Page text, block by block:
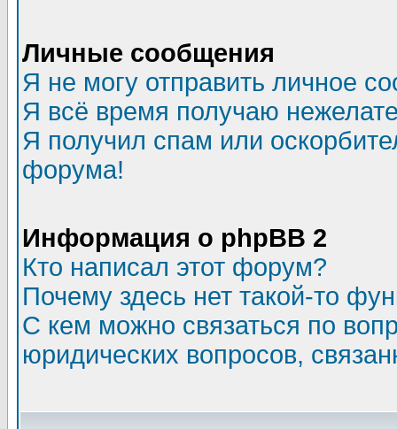
Личные сообщения
Я не могу отправить личное
Я всё время получаю
Я получил спам или
форума!
Информация о phpBB 2
Кто написал этот форум?
Почему здесь нет такой-то
С кем можно связаться по
юридических вопросов,